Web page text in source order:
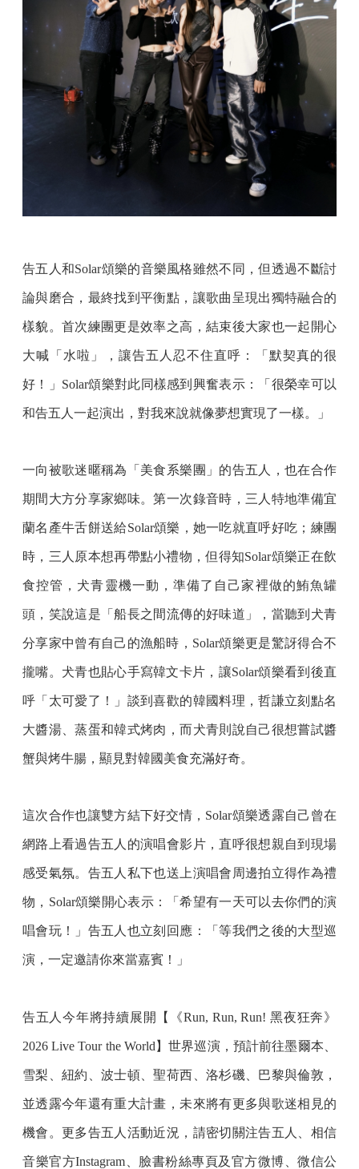
告五人和Solar頌樂的音樂風格雖然不同，但透過不斷討
論與磨合，最終找到平衡點，讓歌曲呈現出獨特融合的
樣貌。首次練團更是效率之高，結束後大家也一起開心
大喊「水啦」，讓告五人忍不住直呼：「默契真的很
好！」Solar頌樂對此同樣感到興奮表示：「很榮幸可以
和告五人一起演出，對我來說就像夢想實現了一樣。」
一向被歌迷暱稱為「美食系樂團」的告五人，也在合作
期間大方分享家鄉味。第一次錄音時，三人特地準備宜
蘭名產牛舌餅送給Solar頌樂，她一吃就直呼好吃；練團
時，三人原本想再帶點小禮物，但得知Solar頌樂正在飲
食控管，犬青靈機一動，準備了自己家裡做的鮪魚罐
頭，笑說這是「船長之間流傳的好味道」，當聽到犬青
分享家中曾有自己的漁船時，Solar頌樂更是驚訝得合不
攏嘴。犬青也貼心手寫韓文卡片，讓Solar頌樂看到後直
呼「太可愛了！」談到喜歡的韓國料理，哲謙立刻點名
大醬湯、蒸蛋和韓式烤肉，而犬青則說自己很想嘗試醬
蟹與烤牛腸，顯見對韓國美食充滿好奇。
這次合作也讓雙方結下好交情，Solar頌樂透露自己曾在
網路上看過告五人的演唱會影片，直呼很想親自到現場
感受氣氛。告五人私下也送上演唱會周邊拍立得作為禮
物，Solar頌樂開心表示：「希望有一天可以去你們的演
唱會玩！」告五人也立刻回應：「等我們之後的大型巡
演，一定邀請你來當嘉賓！」
告五人今年將持續展開【《Run, Run, Run! 黑夜狂奔》
2026 Live Tour the World】世界巡演，預計前往墨爾本、
雪梨、紐約、波士頓、聖荷西、洛杉磯、巴黎與倫敦，
並透露今年還有重大計畫，未來將有更多與歌迷相見的
機會。更多告五人活動近況，請密切關注告五人、相信
音樂官方Instagram、臉書粉絲專頁及官方微博、微信公